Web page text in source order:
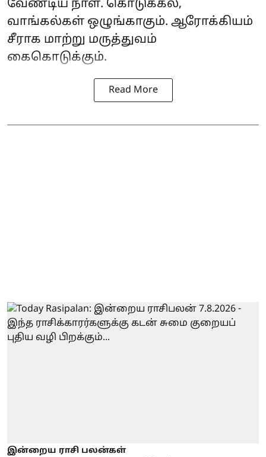
வேண்டிய நாள். கொடுக்கல்,
வாங்கல்கள் ஒழுங்காகும். ஆரோக்கியம்
சீராக மாற்று மருத்துவம்
கைகொடுக்கும்.
Read More
இன்றைய ராசி பலன்கள்